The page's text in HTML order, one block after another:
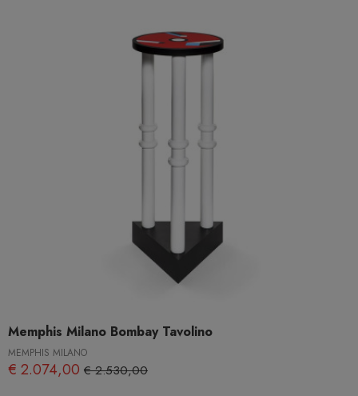
Memphis Milano Bombay Tavolino
MEMPHIS MILANO
€ 2.074,00 € 2.530,00